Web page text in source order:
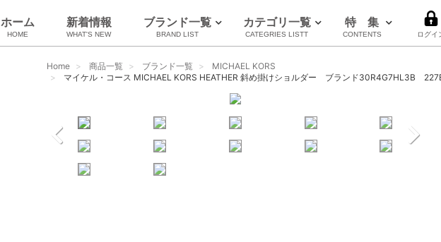
ホーム
HOME
新着情報
WHAT'S NEW
ブランド一覧
BRAND LIST
ルイヴィトン
シャネル
エルメス
全てのブランドを見る
カテゴリ一覧
CATEGRIES LISTT
バッグ＆ポーチ
アロマ＆フレグランス
雑貨・その他
USED Hermès
USED CHANEL
USED other
特 集
CONTENTS ログイ
Home 商品一覧 ブランド一覧
MICHAEL KORS
マイケル・コース MICHAEL KORS HEATHER 斜め掛けショルダー ブランド30R4G7HL3B